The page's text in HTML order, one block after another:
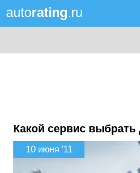
autorating.ru
Какой сервис выбрать
10 июня '11